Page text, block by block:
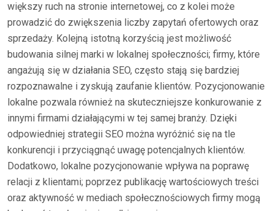
większy ruch na stronie internetowej, co z kolei może
prowadzić do zwiększenia liczby zapytań ofertowych oraz
sprzedaży. Kolejną istotną korzyścią jest możliwość
budowania silnej marki w lokalnej społeczności; firmy, które
angażują się w działania SEO, często stają się bardziej
rozpoznawalne i zyskują zaufanie klientów. Pozycjonowanie
lokalne pozwala również na skuteczniejsze konkurowanie z
innymi firmami działającymi w tej samej branży. Dzięki
odpowiedniej strategii SEO można wyróżnić się na tle
konkurencji i przyciągnąć uwagę potencjalnych klientów.
Dodatkowo, lokalne pozycjonowanie wpływa na poprawę
relacji z klientami; poprzez publikację wartościowych treści
oraz aktywność w mediach społecznościowych firmy mogą